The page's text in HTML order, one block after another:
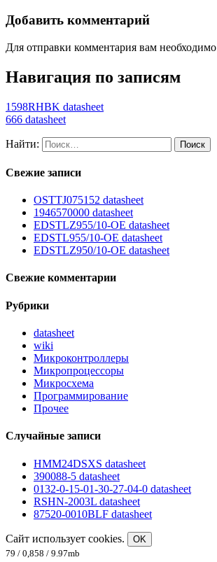
Добавить комментарий
Для отправки комментария вам необходимо
Навигация по записям
1598RHBK datasheet
666 datasheet
Найти:
Свежие записи
OSTTJ075152 datasheet
1946570000 datasheet
EDSTLZ955/10-OE datasheet
EDSTL955/10-OE datasheet
EDSTLZ950/10-OE datasheet
Свежие комментарии
Рубрики
datasheet
wiki
Микроконтроллеры
Микропроцессоры
Микросхема
Программирование
Прочее
Случайные записи
HMM24DSXS datasheet
390088-5 datasheet
0132-0-15-01-30-27-04-0 datasheet
RSHN-2003L datasheet
87520-0010BLF datasheet
Сайт использует cookies.
OK
79 / 0,858 / 9.97mb